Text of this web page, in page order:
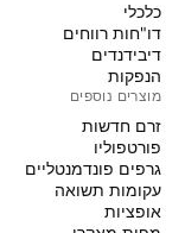
כלכלי
דו"חות רווחים
דיבידנדים
הנפקות
מוצרים נוספים
זרם חדשות
פורטפוליו
גרפים פונדמנטליים
עקומות תשואה
אופציות